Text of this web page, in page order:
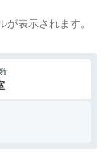
表示されます。